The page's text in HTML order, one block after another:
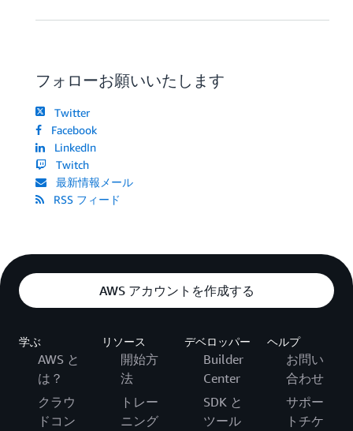
フォローお願いいたします
Twitter
Facebook
LinkedIn
Twitch
最新情報メール
RSS フィード
AWS アカウントを作成する
学ぶ
AWS と
は？
クラウ
ドコン
リソース
開始方
法
トレー
ニング
デベロッパー
Builder
Center
SDK と
ツール
ヘルプ
お問い
合わせ
サポー
トチケ